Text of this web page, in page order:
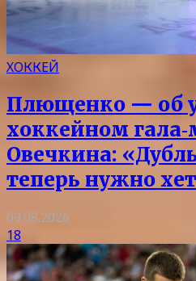
ХОККЕЙ
Плющенко — об
хоккейном
Овечкина:
теперь нужно
09.08.2026
18